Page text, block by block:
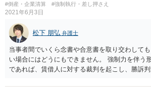
#倒産・企業清算 #強制執行・差し押さえ
2021年6月3日
松下 朋弘 弁護士
当事者間でいくら念書や合意書を取り交わして
い場合にはどうにもできません。 強制力を伴う
であれば、賃借人に対する裁判を起こし、勝訴
制執行認諾文言を入れた準消費貸借契約公正証